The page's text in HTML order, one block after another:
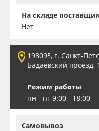
На складе
Нет
198095, г. Санкт-
Бадаевский проезд,
Режим работы
пн - пт 9:00 - 18:00
Самовывоз